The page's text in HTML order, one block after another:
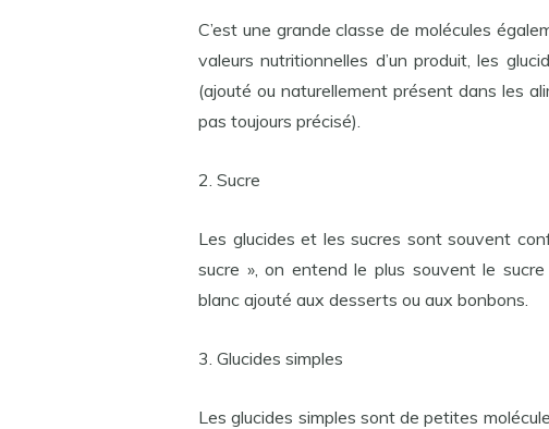
C’est une grande classe de molécules
valeurs nutritionnelles d’un produit, les
(ajouté ou naturellement présent dans les
pas toujours précisé).
2. Sucre
Les glucides et les sucres sont souvent
sucre », on entend le plus souvent le
blanc ajouté aux desserts ou aux bonbons.
3. Glucides simples
Les glucides simples sont de petites